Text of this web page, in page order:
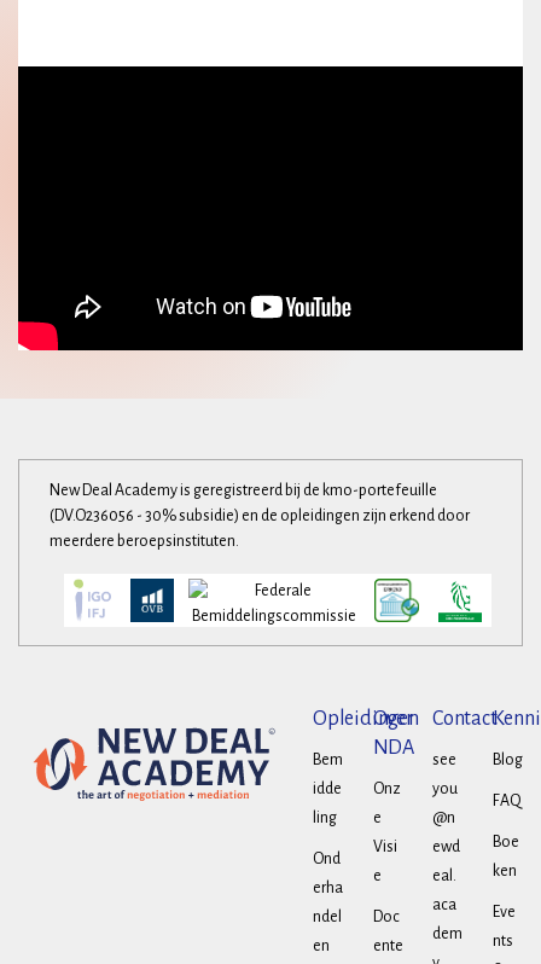
New Deal Academy is geregistreerd bij de kmo-portefeuille
(DV.O236056 - 30% subsidie) en de opleidingen zijn erkend door
meerdere beroepsinstituten.
Opleidingen
Bem
idde
ling
Ond
erha
ndel
en
Over
NDA
Onz
e
Visi
e
Doc
ente
Contact
see
you
@n
ewd
eal.
aca
dem
Blog
FAQ
Boe
ken
Eve
nts